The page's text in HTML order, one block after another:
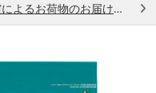
熊本県熊本地方で発生した地震によるお荷物のお届け状況について （7/28）